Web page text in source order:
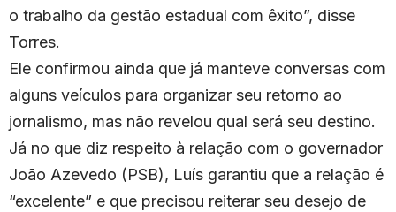
o trabalho da gestão estadual com êxito”, disse
Torres.
Ele confirmou ainda que já manteve conversas com
alguns veículos para organizar seu retorno ao
jornalismo, mas não revelou qual será seu destino.
Já no que diz respeito à relação com o governador
João Azevedo (PSB), Luís garantiu que a relação é
“excelente” e que precisou reiterar seu desejo de